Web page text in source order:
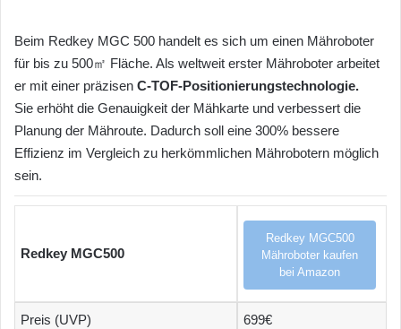
Beim Redkey MGC 500 handelt es sich um einen Mähroboter
für bis zu 500㎡ Fläche. Als weltweit erster Mähroboter arbeitet
er mit einer präzisen C-TOF-Positionierungstechnologie.
Sie erhöht die Genauigkeit der Mähkarte und verbessert die
Planung der Mähroute. Dadurch soll eine 300% bessere
Effizienz im Vergleich zu herkömmlichen Mährobotern möglich
sein.
Redkey MGC500
Redkey MGC500
Mähroboter kaufen
bei Amazon
Preis (UVP) 699€